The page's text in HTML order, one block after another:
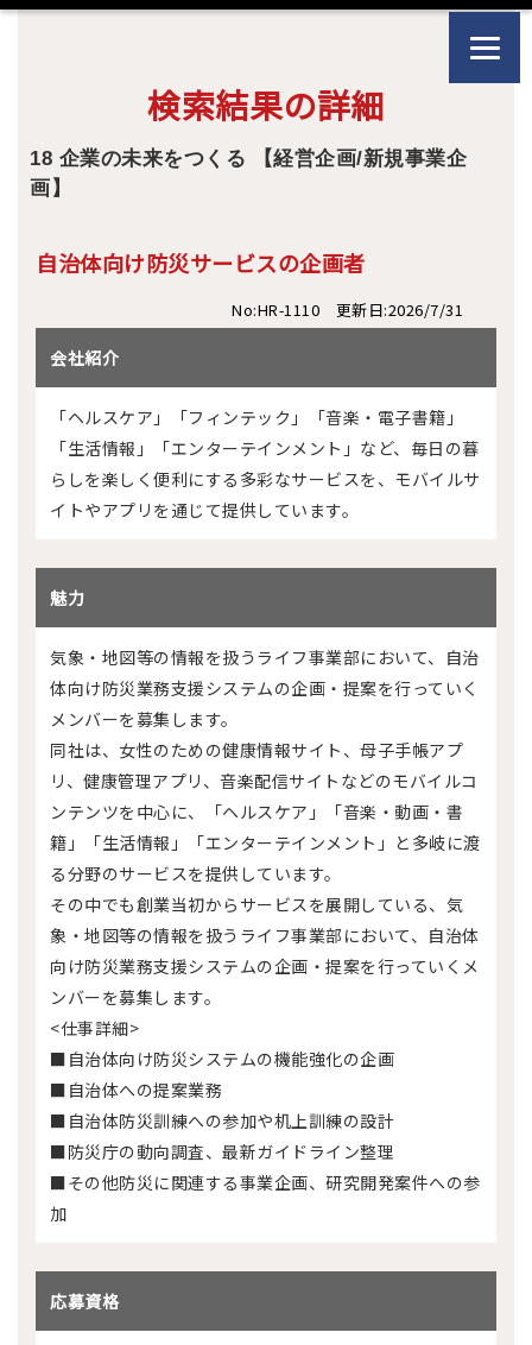
検索結果の詳細
18 企業の未来をつくる 【経営企画/新規事業企
画】
自治体向け防災サービスの企画者
No:HR-1110 更新日:2026/7/31
会社紹介
「ヘルスケア」「フィンテック」「音楽・電子書籍」
「生活情報」「エンターテインメント」など、毎日の暮
らしを楽しく便利にする多彩なサービスを、モバイルサ
イトやアプリを通じて提供しています。
魅力
気象・地図等の情報を扱うライフ事業部において、自治
体向け防災業務支援システムの企画・提案を行っていく
メンバーを募集します。
同社は、女性のための健康情報サイト、母子手帳アプ
リ、健康管理アプリ、音楽配信サイトなどのモバイルコ
ンテンツを中心に、「ヘルスケア」「音楽・動画・書
籍」「生活情報」「エンターテインメント」と多岐に渡
る分野のサービスを提供しています。
その中でも創業当初からサービスを展開している、気
象・地図等の情報を扱うライフ事業部において、自治体
向け防災業務支援システムの企画・提案を行っていくメ
ンバーを募集します。
<仕事詳細>
■自治体向け防災システムの機能強化の企画
■自治体への提案業務
■自治体防災訓練への参加や机上訓練の設計
■防災庁の動向調査、最新ガイドライン整理
■その他防災に関連する事業企画、研究開発案件への参
加
応募資格